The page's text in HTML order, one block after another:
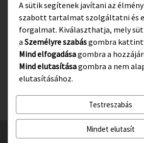
www.visitgyula.com
www.gyulakult.hu
Facebook Instagram
© 2026Gyulasport Nonprofit Kft.–
A sütik segítenek javítani az
szabott tartalmat szolgáltatni és
forgalmat. Kiválaszthatja, mely
a Személyre szabásgombra
Mind elfogadásagombra a
Mind elutasításagombra a nem
elutasításához.
Testreszabás
Mindet elutasít